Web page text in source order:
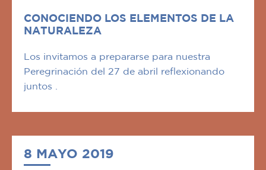
CONOCIENDO LOS ELEMENTOS DE LA
NATURALEZA
Los invitamos a prepararse para nuestra
Peregrinación del 27 de abril reflexionando
juntos .
8 MAYO 2019